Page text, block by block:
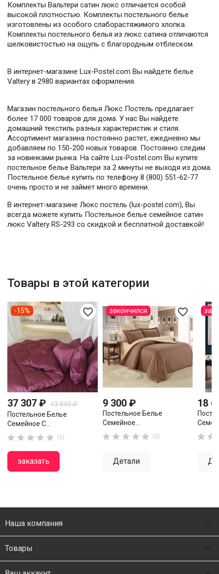
Комплекты Вальтери сатин люкс отличается особой
высокой плотностью. Комплекты постельного белье
изготовлены из особого слаборастяжимого хлопка.
Комплекты постельного белья из люкс сатина отличаются
шелковистостью на ощупь с благородным отблеском.
В интернет-магазине Lux-Postel.com Вы найдете белье
Valtery в 2980 вариантах оформления.
Магазин постельного белья Люкс Постель предлагает
более 17 000 товаров для дома. У нас Вы найдете
домашний текстиль разных характеристик и стиля.
Ассортимент магазина постоянно растет, ежедневно мы
добавляем по 150-200 новых товаров. Постоянно следим
за новинками рынка. На сайте Lux-Postel.com Вы купите
постельное белье Вальтери за 2 минуты не выходя из дома.
Постельное белье купить по телефону 8 (800) 551-62-77
очень просто и не займет много времени.
В интернет-магазине Люкс постель (lux-postel.com), Вы
всегда можете купить Постельное белье семейное сатин
люкс Valtery RS-293 со скидкой и бесплатной доставкой!
Товары в этой категории
favorite_border
37 307 ₽ 43 890 ₽
Постельное Белье
Семейное С...
     (0)
заказать
-15% favorite_border
9 300 ₽
Постельное Белье
Семейное...
     (0)
Детали
закончился
18
 
Наша компания
Товары